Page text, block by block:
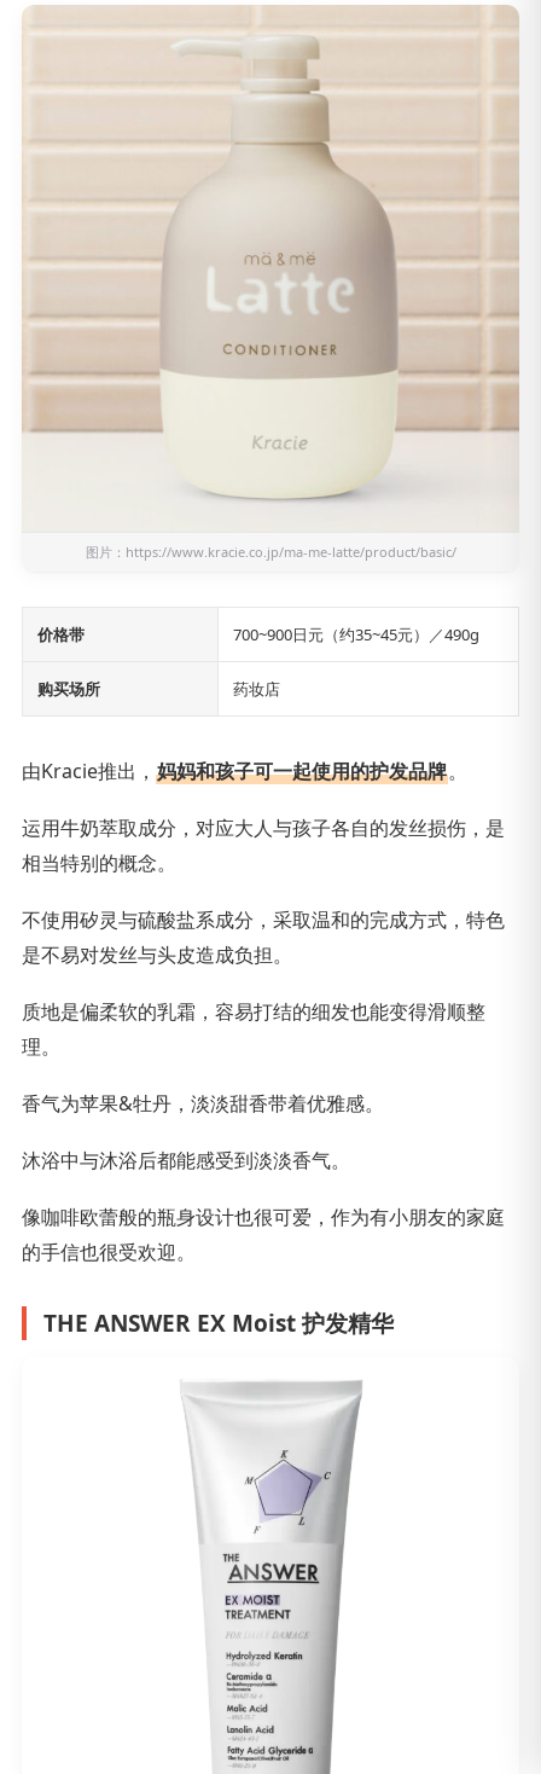
图片： https://www.kracie.co.jp/ma-me-latte/product/basic/
价格带 700~900日元（约35~45元）／490g
购买场所 药妆店
由Kracie推出， 妈妈和孩子可一起使用的护发品牌。
运用牛奶萃取成分，对应大人与孩子各自的发丝损伤，是
相当特别的概念。
不使用矽灵与硫酸盐系成分，采取温和的完成方式，特色
是不易对发丝与头皮造成负担。
质地是偏柔软的乳霜，容易打结的细发也能变得滑顺整
理。
香气为苹果&牡丹，淡淡甜香带着优雅感。
沐浴中与沐浴后都能感受到淡淡香气。
像咖啡欧蕾般的瓶身设计也很可爱，作为有小朋友的家庭
的手信也很受欢迎。
THE ANSWER EX Moist 护发精华